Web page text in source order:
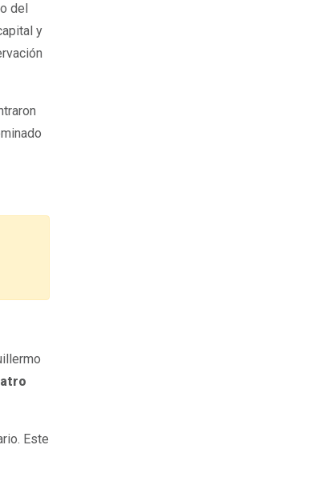
del
y
Este